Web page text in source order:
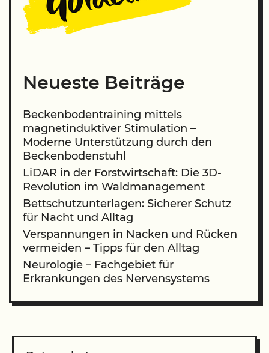
Neueste Beiträge
Beckenbodentraining mittels
magnetinduktiver Stimulation –
Moderne Unterstützung durch den
Beckenbodenstuhl
LiDAR in der Forstwirtschaft: Die 3D-
Revolution im Waldmanagement
Bettschutzunterlagen: Sicherer Schutz
für Nacht und Alltag
Verspannungen in Nacken und Rücken
vermeiden – Tipps für den Alltag
Neurologie – Fachgebiet für
Erkrankungen des Nervensystems